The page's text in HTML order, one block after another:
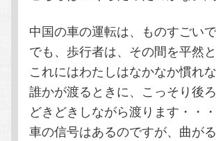
中国の車の運転は、ものすごいで
でも、歩行者は、その間を平然
これにはわたしはなかなか慣れな
誰かが渡るときに、こっそり後ろ
どきどきしながら渡ります・・・
車の信号はあるのですが、曲が